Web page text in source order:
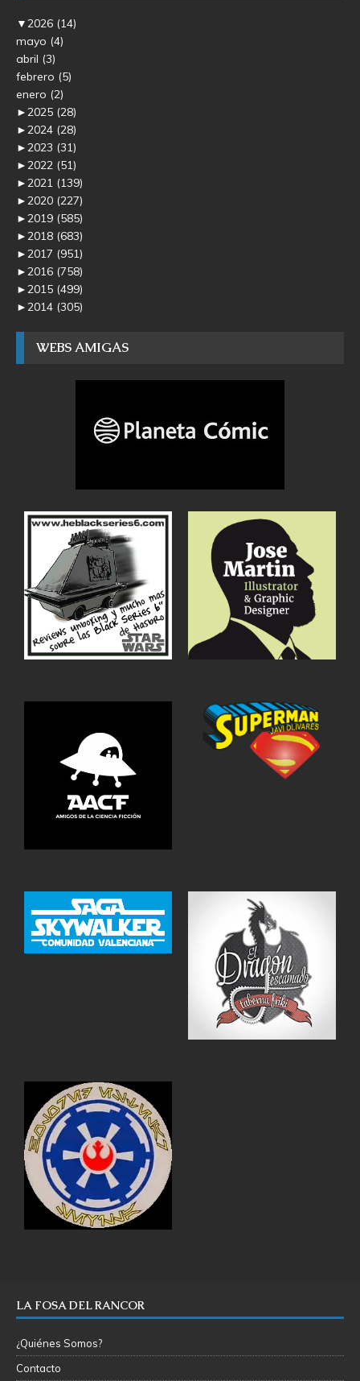
▼2026 (14)
mayo (4)
abril (3)
febrero (5)
enero (2)
►2025 (28)
►2024 (28)
►2023 (31)
►2022 (51)
►2021 (139)
►2020 (227)
►2019 (585)
►2018 (683)
►2017 (951)
►2016 (758)
►2015 (499)
►2014 (305)
WEBS AMIGAS
LA FOSA DEL RANCOR
¿Quiénes Somos?
Contacto